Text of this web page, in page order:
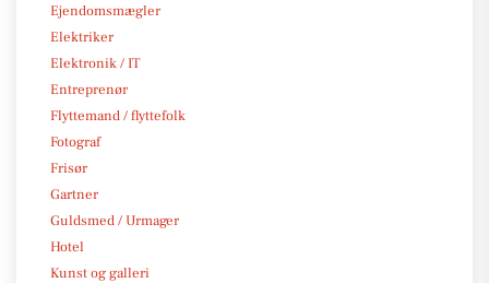
Ejendomsmægler
Elektriker
Elektronik / IT
Entreprenør
Flyttemand / flyttefolk
Fotograf
Frisør
Gartner
Guldsmed / Urmager
Hotel
Kunst og galleri